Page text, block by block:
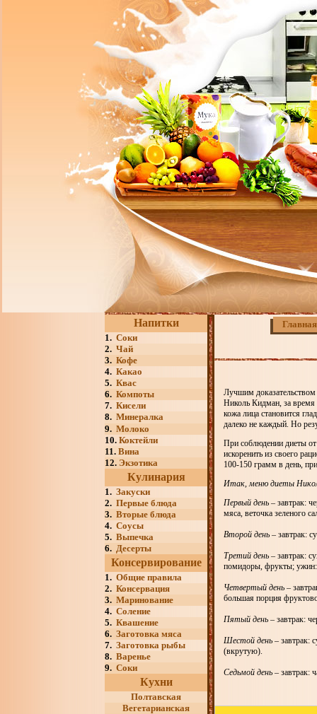
Напитки
1. Соки
2. Чай
3. Кофе
4. Какао
5. Квас
6. Компоты
7. Кисели
8. Минералка
9. Молоко
10. Коктейли
11. Вина
12. Экзотика
Кулинария
1. Закуски
2. Первые блюда
3. Вторые блюда
4. Соусы
5. Выпечка
6. Десерты
Консервирование
1. Общие правила
2. Консервация
3. Маринование
4. Соление
5. Квашение
6. Заготовка мяса
7. Заготовка рыбы
8. Варенье
9. Соки
Кухни
Полтавская
Вегетарианская
Главная
Лучшим доказательством
Николь Кидман, за время
кожа лица становится
далеко не каждый. Но
При соблюдении диеты
искоренить из своего
100-150 грамм в день,
Итак, меню диеты
Первый день – завтрак:
мяса, веточка зеленого
Второй день – завтрак:
Третий день – завтрак:
помидоры, фрукты; ужин:
Четвертый день –
большая порция
Пятый день – завтрак:
Шестой день – завтрак:
(вкрутую).
Седьмой день – завтрак: